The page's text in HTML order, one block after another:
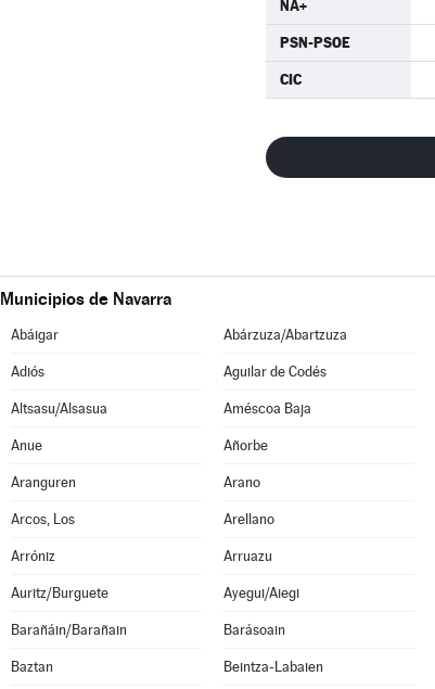
NA+
PSN-PSOE
CIC
Municipios de Navarra
Abáigar Abárzuza/Abartzuza
Adiós Aguilar de Codés
Altsasu/Alsasua Améscoa Baja
Anue Añorbe
Aranguren Arano
Arcos, Los Arellano
Arróniz Arruazu
Auritz/Burguete Ayegui/Aiegi
Barañáin/Barañain Barásoain
Baztan Beintza-Labaien